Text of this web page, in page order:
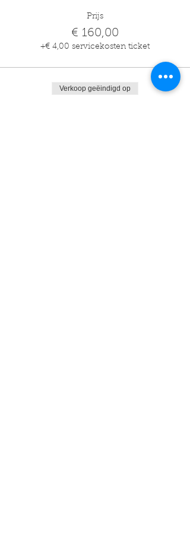
Prijs
€ 160,00
+€ 4,00 servicekosten ticket
Verkoop geëindigd op